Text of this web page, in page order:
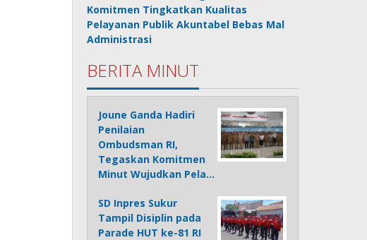
Komitmen Tingkatkan Kualitas
Pelayanan Publik Akuntabel Bebas Mal
Administrasi
BERITA MINUT
Joune Ganda Hadiri
Penilaian
Ombudsman RI,
Tegaskan Komitmen
Minut Wujudkan Pela…
SD Inpres Sukur
Tampil Disiplin pada
Parade HUT ke-81 RI